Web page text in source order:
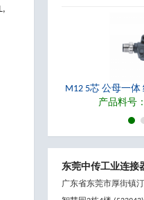
M12 5芯 公母一
产品料号
东莞中传工业连接
广东省东莞市厚街镇